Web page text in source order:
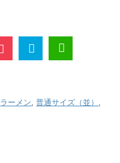
ラーメン,普通サイズ（並） ,